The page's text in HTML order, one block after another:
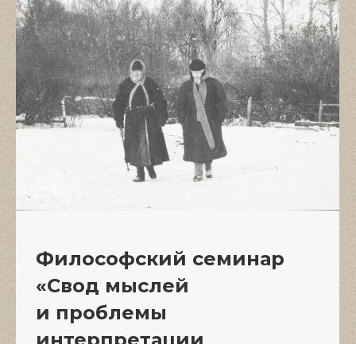
Философский семинар
«Свод мыслей
и проблемы
интерпретации